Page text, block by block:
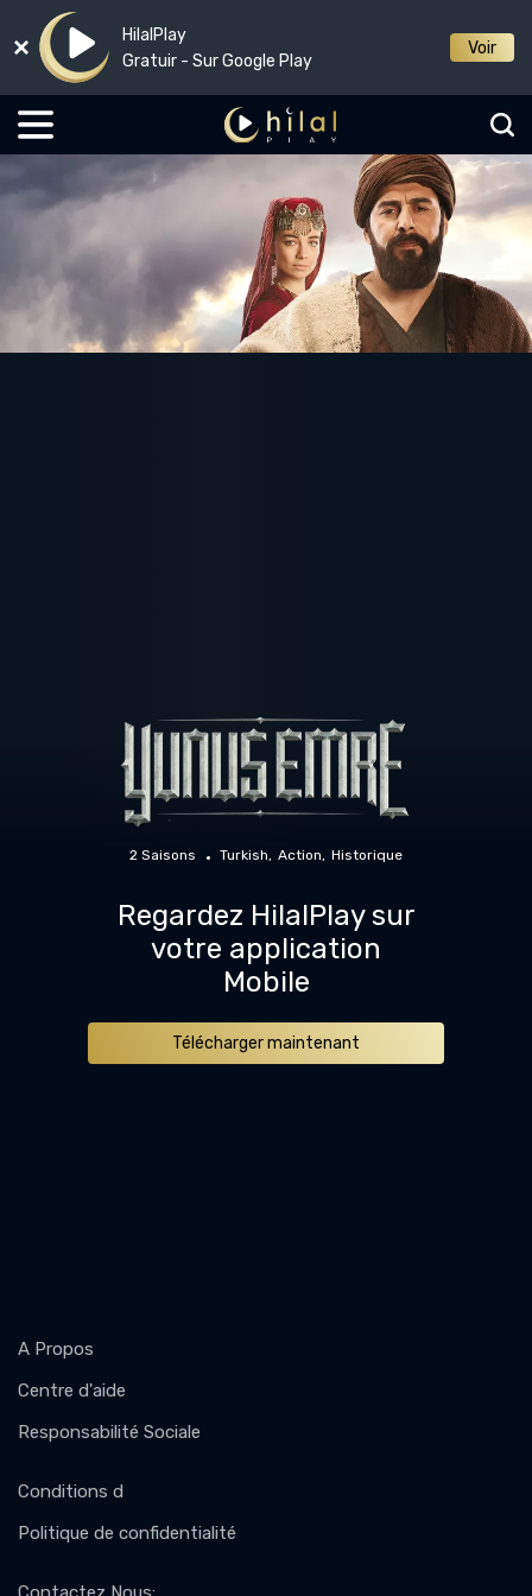
HilalPlay
Gratuir - Sur Google Play
Voir
2 Saisons Turkish Action Historique
Regardez HilalPlay sur
votre application
Mobile
Télécharger maintenant
A Propos
Centre d'aide
Responsabilité Sociale
Conditions d
Politique de confidentialité